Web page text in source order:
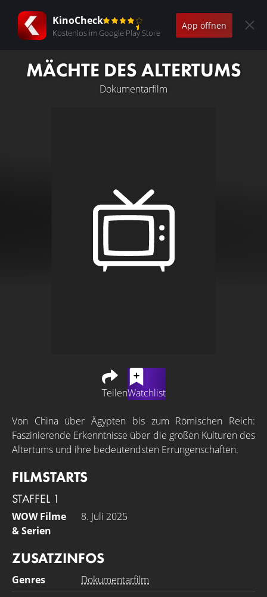
KinoCheck
Kostenlos im Google Play Store
App öffnen
MÄCHTE DES ALTERTUMS
Dokumentarfilm
TeilenWatchlist
Von China über Ägypten bis zum Römischen Reich:
Faszinierende Erkenntnisse über die großen Kulturen des
Altertums und ihre bedeutendsten Errungenschaften.
FILMSTARTS
STAFFEL 1
WOW Filme
& Serien
8. Juli 2025
ZUSATZINFOS
Genres
Dokumentarfilm